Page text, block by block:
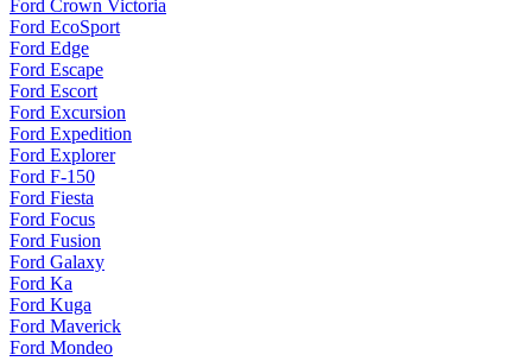
Ford Crown Victoria
Ford EcoSport
Ford Edge
Ford Escape
Ford Escort
Ford Excursion
Ford Expedition
Ford Explorer
Ford F-150
Ford Fiesta
Ford Focus
Ford Fusion
Ford Galaxy
Ford Ka
Ford Kuga
Ford Maverick
Ford Mondeo